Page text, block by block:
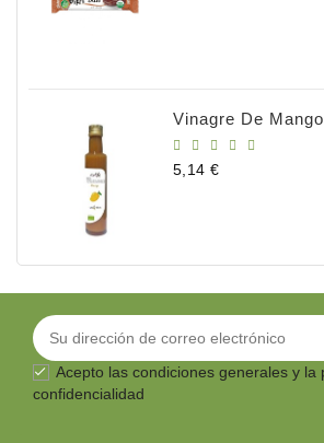
Vinagre De
Precio
5,14 €
 Acepto las condiciones generales y la
confidencialidad